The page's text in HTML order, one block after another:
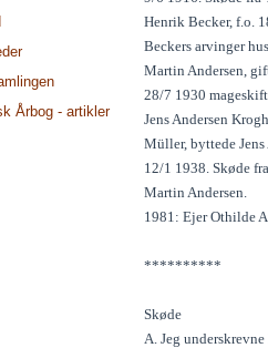
Årbog - artikler
Henrik Becker, f.o.
Beckers arvinger
Martin Andersen,
28/7 1930
Jens Andersen
Müller, byttede
12/1 1938. Skøde
Martin Andersen.
1981: Ejer Othilde
**********
Skøde
A. Jeg